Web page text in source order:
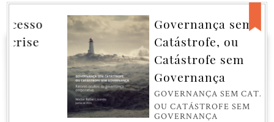
Governança sem
Catástrofe, ou
Catástrofe sem
Governança
GOVERNANÇA SEM CATÁSTROFE,
OU CATÁSTROFE SEM
GOVERNANÇA